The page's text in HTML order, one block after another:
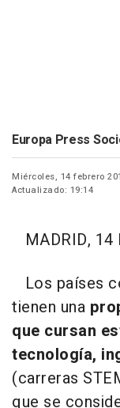
Europa Press
Miércoles, 14 febrero
Actualizado: 19:14
MADRID, 14
Los países
tienen una
que cursan
tecnología,
(carreras
que se